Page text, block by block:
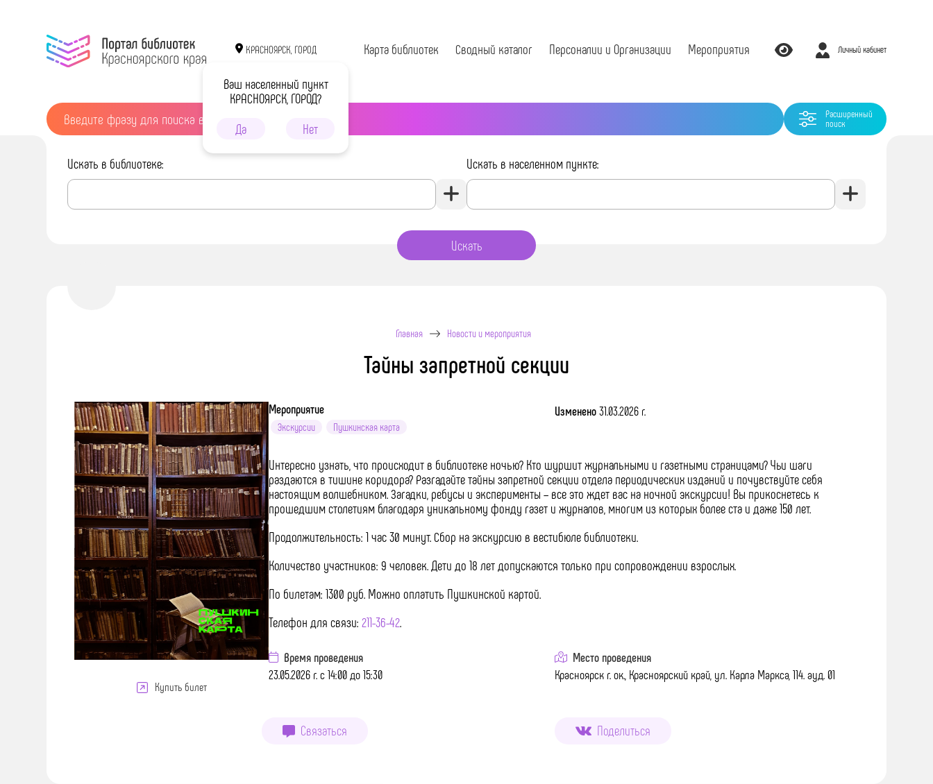
КРАСНОЯРСК, ГОРОД
Ваш населенный пункт
КРАСНОЯРСК, ГОРОД?
Да
Нет
Карта библиотек Сводный каталог Персоналии и Организации Мероприятия Личный кабинет
Расширенный
поиск
Искать в библиотеке: Искать в населенном пункте:
Главная Новости и мероприятия
Тайны запретной секции
Купить билет
Мероприятие
Экскурсии Пушкинская карта
Изменено31.03.2026 г.
Интересно узнать, что происходит в библиотеке ночью? Кто шуршит журнальными и газетными страницами? Чьи шаги
раздаются в тишине коридора? Разгадайте тайны запретной секции отдела периодических изданий и почувствуйте себя
настоящим волшебником. Загадки, ребусы и эксперименты – все это ждет вас на ночной экскурсии! Вы прикоснетесь к
прошедшим столетиям благодаря уникальному фонду газет и журналов, многим из которых более ста и даже 150 лет.
Продолжительность: 1 час 30 минут. Сбор на экскурсию в вестибюле библиотеки.
Количество участников: 9 человек. Дети до 18 лет допускаются только при сопровождении взрослых.
По билетам: 1300 руб. Можно оплатить Пушкинской картой.
Телефон для связи: 211-36-42
Время проведения
23.05.2026 г. с 14:00 до 15:30
Место проведения
Красноярск г. ок., Красноярский край, ул. Карла Маркса, 114. ауд. 01
Связаться Поделиться